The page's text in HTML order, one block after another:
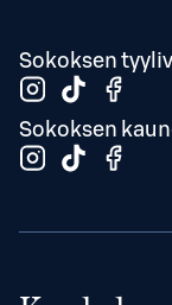
Sokoksen
Sokoksen